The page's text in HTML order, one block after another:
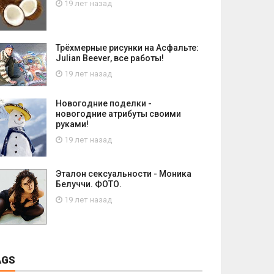
19 лет назад
Трёхмерные рисунки на Асфальте:
Julian Beever, все работы!
19 лет назад
Новогодние поделки -
новогодние атрибуты своими
руками!
19 лет назад
Эталон сексуальности - Моника
Белуччи. ФОТО.
19 лет назад